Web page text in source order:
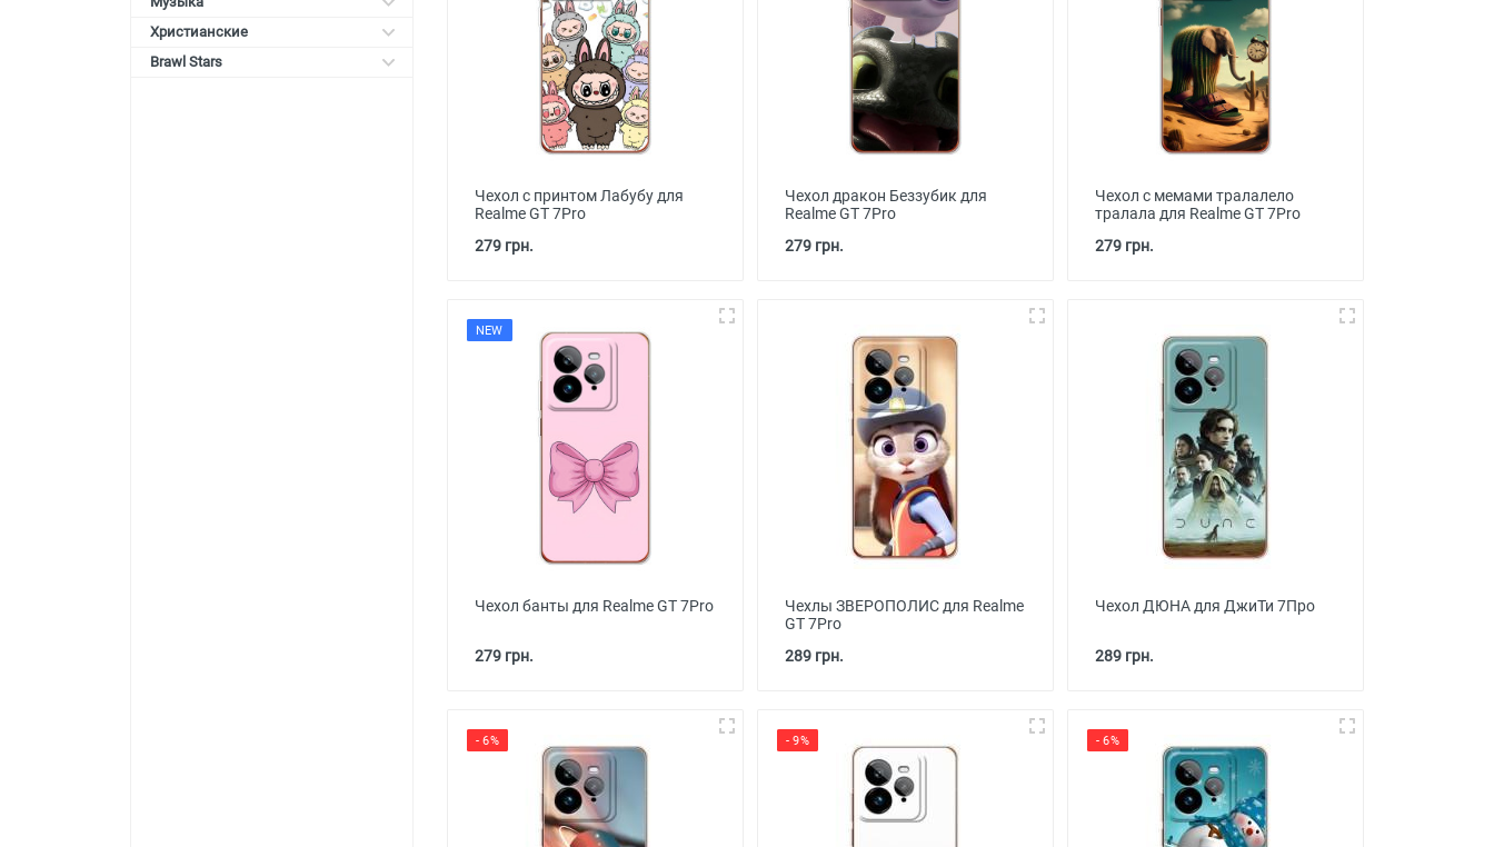
Христианские
Brawl Stars
Чехол с принтом Лабубу для
Realme GT 7Pro
279 грн.
Чехол дракон Беззубик для
Realme GT 7Pro
279 грн.
Чехол с мемами тралалело
тралала для Realme GT 7Pro
279 грн.
NEW
Чехол банты для Realme GT 7Pro
279 грн.
Чехлы ЗВЕРОПОЛИС для Realme
GT 7Pro
289 грн.
Чехол ДЮНА для ДжиТи 7Про
289 грн.
- 6% - 9% - 6%